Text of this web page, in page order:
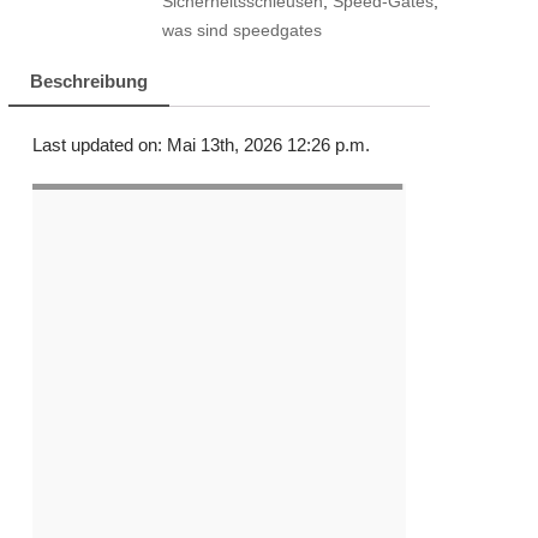
was sind speedgates
Beschreibung
Last updated on: Mai 13th, 2026 12:26 p.m.